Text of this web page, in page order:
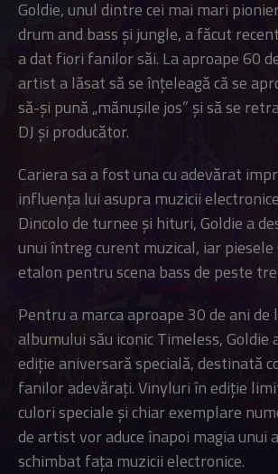
Goldie, unul dintre cei mai mari
drum and bass și jungle, a făcut
a dat fiori fanilor săi. La aproape 60
artist a lăsat să se înțeleagă că se
să-și pună „mănușile jos” și să se
DJ și producător.
Cariera sa a fost una cu adevărat
influența lui asupra muzicii
Dincolo de turnee și hituri, Goldie a
unui întreg curent muzical, iar piesele
etalon pentru scena bass de peste
Pentru a marca aproape 30 de ani de
albumului său iconic Timeless, Goldie
ediție aniversară specială, destinată
fanilor adevărați. Vinyluri în ediție
culori speciale și chiar exemplare
de artist vor aduce înapoi magia unui
schimbat fața muzicii electronice.